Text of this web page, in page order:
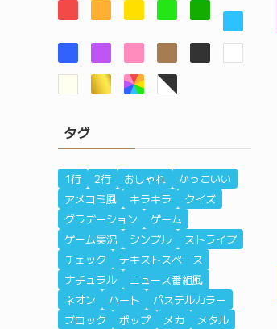
タグ
1行 2行 おしゃれ
かっこいい
アメコミ風
キラキラ
クイズ
グラデーション
ゲーム
ゲーム実況
シンプル
ストライプ
チェック
テキストスペース
ナチュラル
ニュース番組風
ネオン
ハート
パステルカラー
ブロック
ポップ メカ
メタル